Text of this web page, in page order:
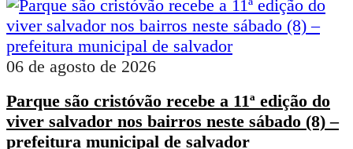
06 de agosto de 2026
Parque são cristóvão recebe a 11ª edição do
viver salvador nos bairros neste sábado (8) –
prefeitura municipal de salvador